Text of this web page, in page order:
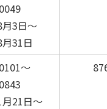
3日～
31日
～
21日～